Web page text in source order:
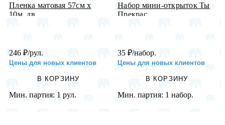
Пленка матовая 57см х
10м, дв...
246 ₽/рул.
Цены для новых клиентов
В КОРЗИНУ
Мин. партия: 1 рул.
Набор мини-открыток Ты
Прекрас...
35 ₽/набор.
Цены для новых клиентов
В КОРЗИНУ
Мин. партия: 1 набор.